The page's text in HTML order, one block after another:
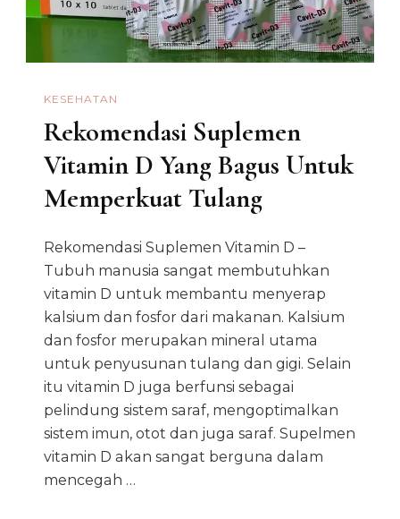
KESEHATAN
Rekomendasi Suplemen
Vitamin D Yang Bagus Untuk
Memperkuat Tulang
Rekomendasi Suplemen Vitamin D –
Tubuh manusia sangat membutuhkan
vitamin D untuk membantu menyerap
kalsium dan fosfor dari makanan. Kalsium
dan fosfor merupakan mineral utama
untuk penyusunan tulang dan gigi. Selain
itu vitamin D juga berfunsi sebagai
pelindung sistem saraf, mengoptimalkan
sistem imun, otot dan juga saraf. Supelmen
vitamin D akan sangat berguna dalam
mencegah …